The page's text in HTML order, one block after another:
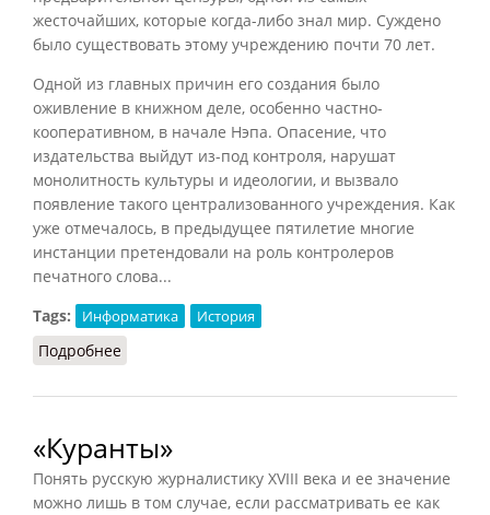
жесточайших, которые когда-либо знал мир. Суждено
было существовать этому учреждению почти 70 лет.
Одной из главных причин его создания было
оживление в книжном деле, особенно частно-
кооперативном, в начале Нэпа. Опасение, что
издательства выйдут из-под контроля, нарушат
монолитность культуры и идеологии, и вызвало
появление такого централизованного учреждения. Как
уже отмечалось, в предыдущее пятилетие многие
инстанции претендовали на роль контролеров
печатного слова...
Tags:
Информатика История
Подробнее
«Куранты»
Понять русскую журналистику XVIII века и ее значение
можно лишь в том случае, если рассматривать ее как